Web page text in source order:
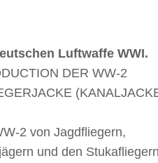
Luftwaffe WWI.
DER WW-2
2 von Jagdfliegern,
und den